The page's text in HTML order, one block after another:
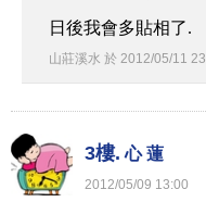
日後我會多貼相了.
山莊溪水 於 2012/05/11 23
3樓. 心 蓮
2012/05/09 13:00